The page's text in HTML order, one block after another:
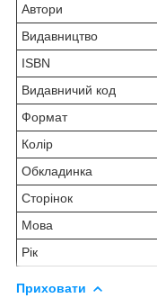
Автори
Видавництво
ISBN
Видавничий код
Формат
Колір
Обкладинка
Сторінок
Мова
Рік
Приховати